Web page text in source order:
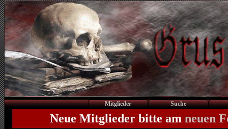
Mitglieder Suche
Neue Mitglieder bitte am neuen